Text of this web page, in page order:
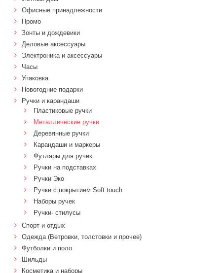
Офисные принадлежности
Промо
Зонты и дождевики
Деловые аксессуары
Электроника и аксессуары
Часы
Упаковка
Новогодние подарки
Ручки и карандаши
Пластиковые ручки
Металлические ручки
Деревянные ручки
Карандаши и маркеры
Футляры для ручек
Ручки на подставках
Ручки Эко
Ручки с покрытием Soft touch
Наборы ручек
Ручки- стилусы
Спорт и отдых
Одежда (Ветровки, толстовки и прочее)
Футболки и поло
Шильды
Косметика и наборы